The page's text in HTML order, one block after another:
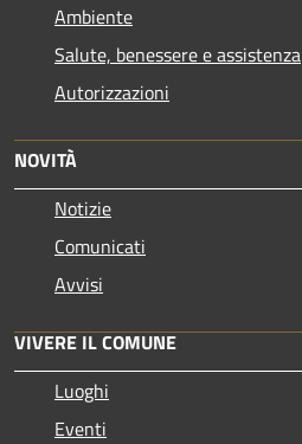
Ambiente
Salute, benessere e assistenza
Autorizzazioni
NOVITÀ
Notizie
Comunicati
Avvisi
VIVERE IL COMUNE
Luoghi
Eventi